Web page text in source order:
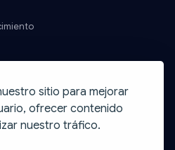
sitio para mejorar
ofrecer contenido
nuestro tráfico.